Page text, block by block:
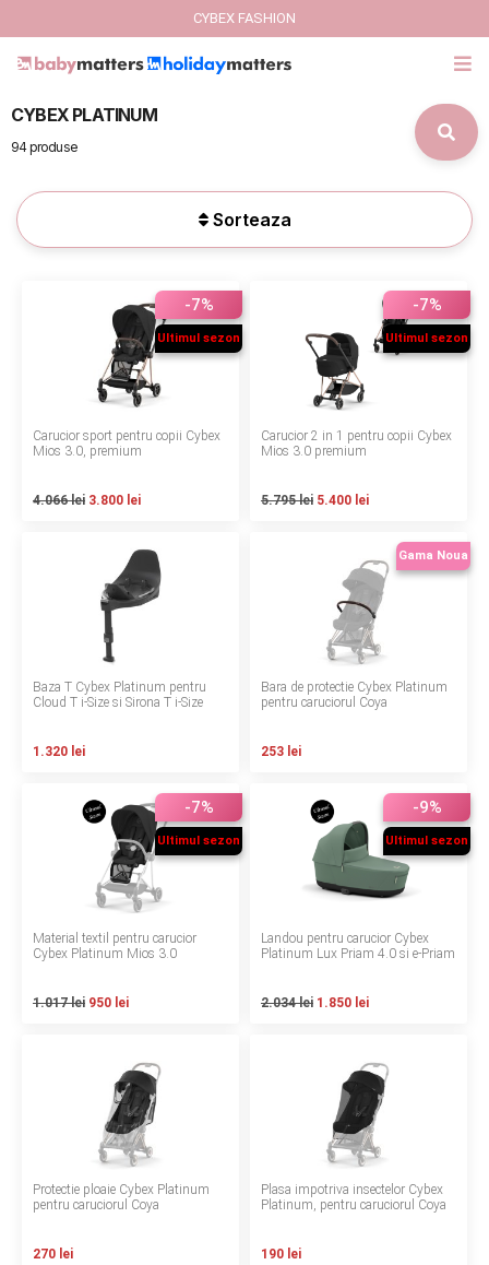
GIFT CARD
Italbaby Collections
CARUCIOARE COPII
SCAUNE AUTO
SCOICI AUTO
LA PLIMBARE
CAMERA COPILULUI
JUCARII
MARSUPII BEBELUSI
BABY MONITORS
HRANIRE SI DIVERSIFICARE
CASA SI CURATENIE
INGRIJIRE PERSONALA
Informatii companie
CYBEX FASHION
CYBEX PLATINUM
94 produse
Sorteaza
-7%
Ultimul sezon
Carucior sport pentru copii Cybex
Mios 3.0, premium
4.066 lei 3.800 lei
-7%
Ultimul sezon
Carucior 2 in 1 pentru copii Cybex
Mios 3.0 premium
5.795 lei 5.400 lei
Baza T Cybex Platinum pentru
Cloud T i-Size si Sirona T i-Size
1.320 lei
Gama Noua
Bara de protectie Cybex Platinum
pentru caruciorul Coya
253 lei
-7%
Ultimul sezon
Material textil pentru carucior
Cybex Platinum Mios 3.0
1.017 lei 950 lei
-9%
Ultimul sezon
Landou pentru carucior Cybex
Platinum Lux Priam 4.0 si e-Priam
2.034 lei 1.850 lei
Protectie ploaie Cybex Platinum
pentru caruciorul Coya
270 lei
Plasa impotriva insectelor Cybex
Platinum, pentru caruciorul Coya
190 lei